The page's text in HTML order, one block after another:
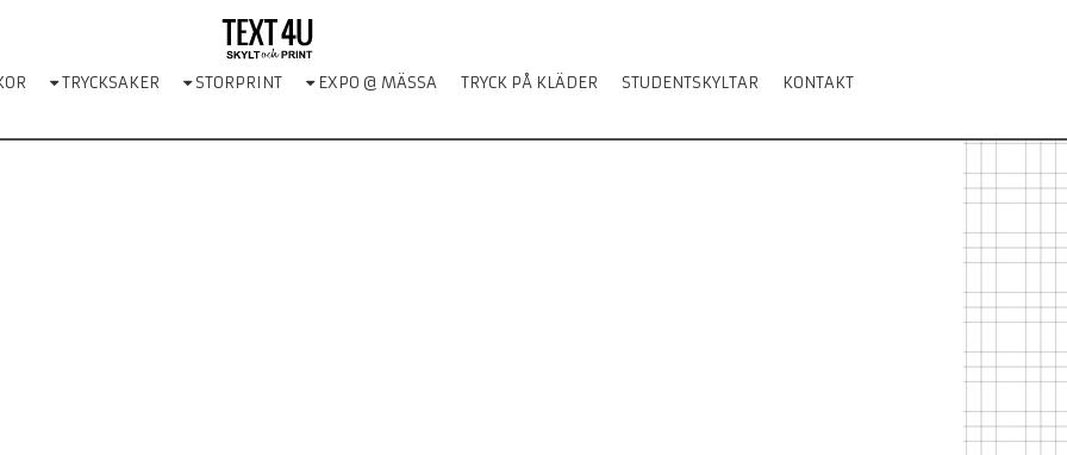
TRYCKSAKER STORPRINT EXPO @ MÄSSA TRYCK PÅ KLÄDER STUDENTSKYLTAR KONTAKT